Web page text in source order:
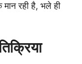
रही है, भले ही